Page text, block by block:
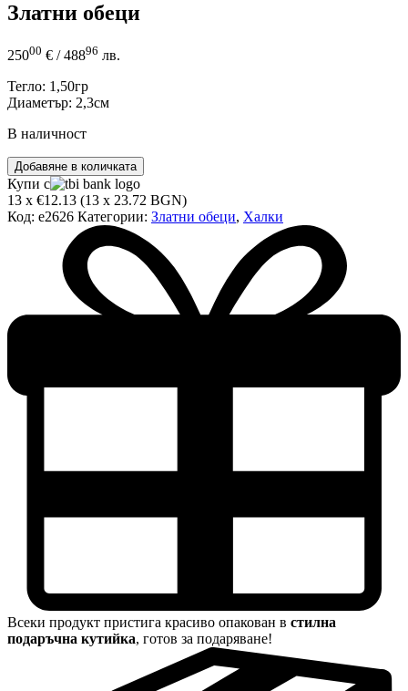
Златни обеци
25000 € / 48896 лв.
Тегло: 1,50гр
Диаметър: 2,3см
В наличност
количество
за
Златни
обеци
Добавяне в количката
Купи с
13 x €12.13 (13 x 23.72 BGN)
Код: e2626 Категории: Златни обеци, Халки
Всеки продукт пристига красиво опакован в стилна
подаръчна кутийка, готов за подаряване!